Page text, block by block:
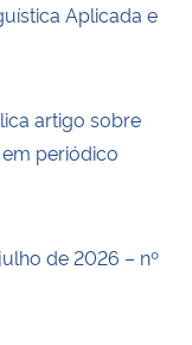
Aplicada e
artigo sobre
periódico
de 2026 – nº